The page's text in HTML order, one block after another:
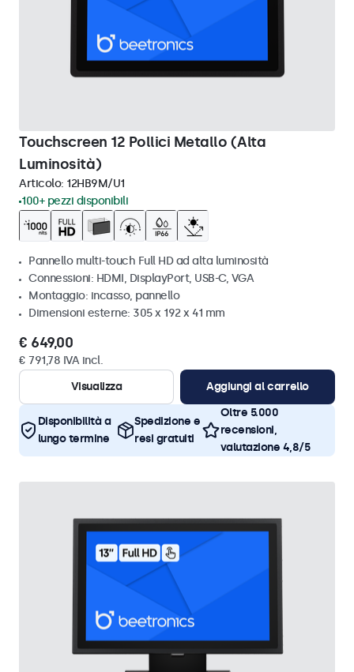
Touchscreen 12 Pollici Metallo (Alta
Luminosità)
Articolo: 12HB9M/U1
100+ pezzi disponibili
Pannello multi-touch Full HD ad alta luminosità
Connessioni: HDMI, DisplayPort, USB-C, VGA
Montaggio: incasso, pannello
Dimensioni esterne: 305 x 192 x 41 mm
€ 649,00
€ 791,78 IVA incl.
Visualizza
Aggiungi al carrello
Disponibilità a
lungo termine
Spedizione e
resi gratuiti
Oltre 5.000
recensioni,
valutazione 4,8/5